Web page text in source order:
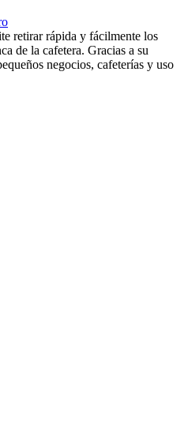
retirar rápida y fácilmente los
de la cafetera. Gracias a su
negocios, cafeterías y uso